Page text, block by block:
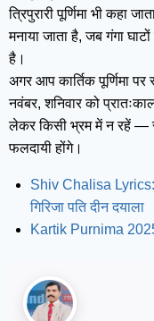
त्रिपुरारी पूर्णिमा भी कहा
मनाया जाता है, जब गंगा
है।
अगर आप कार्तिक पूर्णिमा
नवंबर, शनिवार को
लेकर किसी भ्रम में न रहें —
फलदायी होंगे।
Shiv Chalisa Lyrics:
गिरिजा पति दीन दयाला
Kartik Purnima 2025